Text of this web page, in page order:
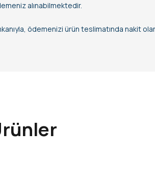
alınabilmektedir.
ödemenizi ürün teslimatında nakit